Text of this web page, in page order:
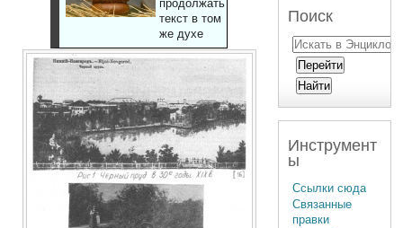
продолжать
текст в том
же духе
Поиск
Инструмент
ы
Ссылки сюда
Связанные
правки